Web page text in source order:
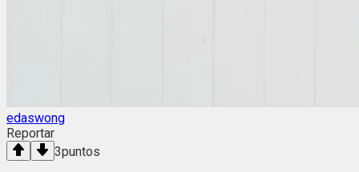
edaswong
Reportar
3puntos